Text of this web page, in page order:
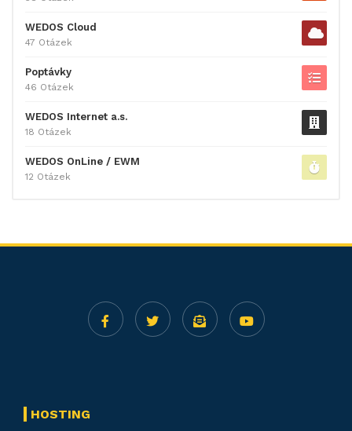
WEDOS Cloud
47 Otázek
Poptávky
46 Otázek
WEDOS Internet a.s.
18 Otázek
WEDOS OnLine / EWM
12 Otázek
HOSTING